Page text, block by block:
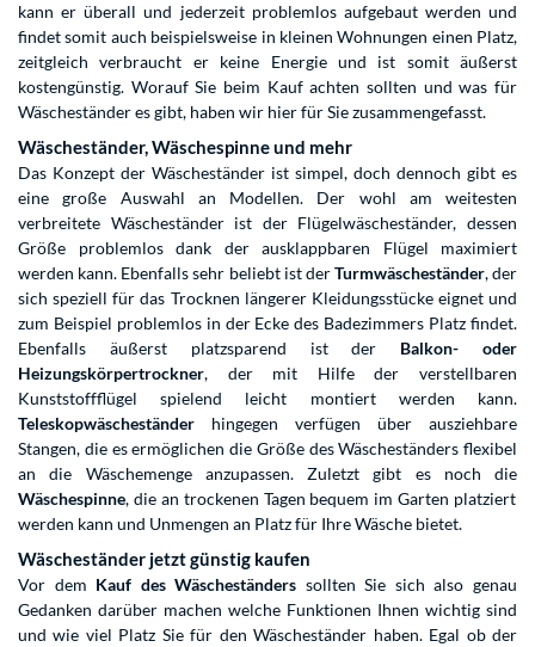
kann er überall und jederzeit problemlos aufgebaut werden und
findet somit auch beispielsweise in kleinen Wohnungen einen Platz,
zeitgleich verbraucht er keine Energie und ist somit äußerst
kostengünstig. Worauf Sie beim Kauf achten sollten und was für
Wäscheständer es gibt, haben wir hier für Sie zusammengefasst.
Wäscheständer, Wäschespinne und mehr
Das Konzept der Wäscheständer ist simpel, doch dennoch gibt es
eine große Auswahl an Modellen. Der wohl am weitesten
verbreitete Wäscheständer ist der Flügelwäscheständer, dessen
Größe problemlos dank der ausklappbaren Flügel maximiert
werden kann. Ebenfalls sehr beliebt ist derTurmwäscheständer, der
sich speziell für das Trocknen längerer Kleidungsstücke eignet und
zum Beispiel problemlos in der Ecke des Badezimmers Platz findet.
Ebenfalls äußerst platzsparend ist der Balkon- oder
Heizungskörpertrockner, der mit Hilfe der verstellbaren
Kunststoffflügel spielend leicht montiert werden kann.
Teleskopwäscheständer hingegen verfügen über ausziehbare
Stangen, die es ermöglichen die Größe des Wäscheständers flexibel
an die Wäschemenge anzupassen. Zuletzt gibt es noch die
Wäschespinne, die an trockenen Tagen bequem im Garten platziert
werden kann und Unmengen an Platz für Ihre Wäsche bietet.
Wäscheständer jetzt günstig kaufen
Vor dem Kauf des Wäscheständers sollten Sie sich also genau
Gedanken darüber machen welche Funktionen Ihnen wichtig sind
und wie viel Platz Sie für den Wäscheständer haben. Egal ob der